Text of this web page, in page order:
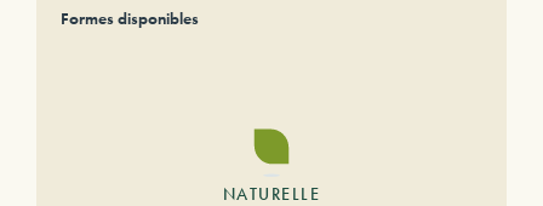
Formes disponibles
NATURELLE